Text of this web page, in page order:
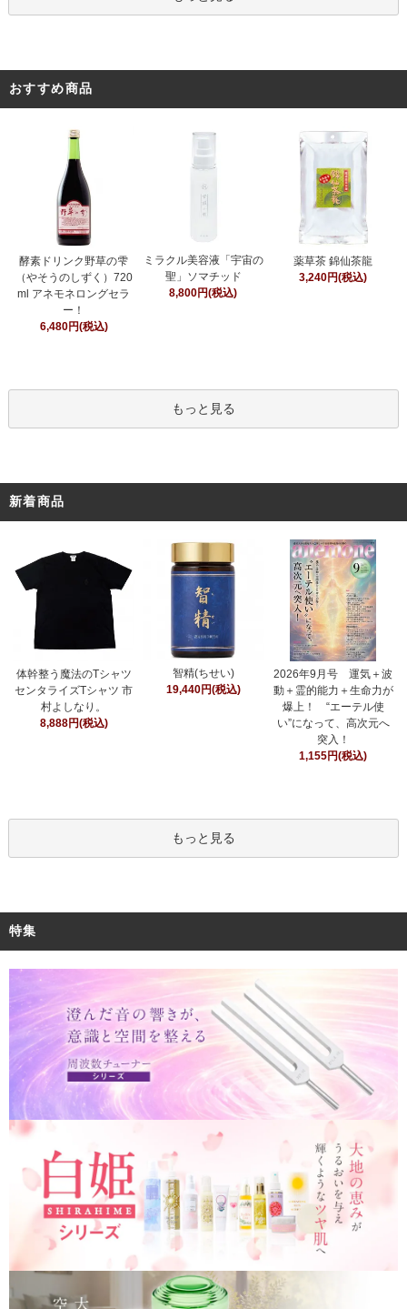
おすすめ商品
酵素ドリンク野草の雫
（やそうのしずく）720
ml アネモネロングセラ
ー！
6,480円(税込)
ミラクル美容液「宇宙の
聖」ソマチッド
8,800円(税込)
薬草茶 錦仙茶龍
3,240円(税込)
もっと見る
新着商品
体幹整う魔法のTシャツ
センタライズTシャツ 市
村よしなり。
8,888円(税込)
智精(ちせい)
19,440円(税込)
2026年9月号 運気＋波
動＋霊的能力＋生命力が
爆上！ “エーテル使
い”になって、高次元へ
突入！
1,155円(税込)
もっと見る
特集